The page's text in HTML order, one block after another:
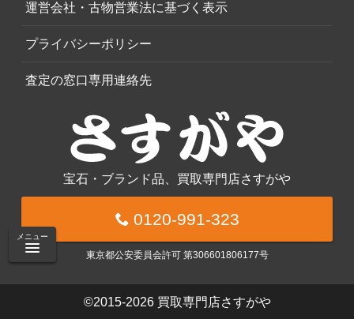
メニュー
運営会社・古物営業法に基づく表示
プライバシーポリシー
査定の窓口専用連絡先
宝石・ブランド品、買取専門店さすがや
0120-991-323
東京都公安委員会許可 第306601806177号
©2015-2026 買取専門店さすがや